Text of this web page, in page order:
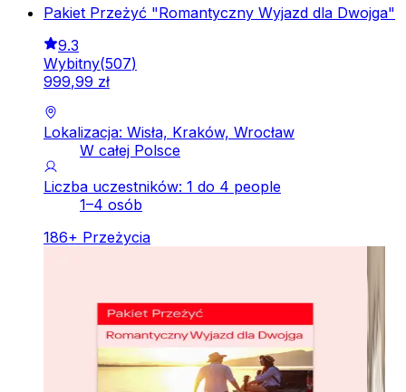
Pakiet Przeżyć "Romantyczny Wyjazd dla Dwojga"
9.3
Wybitny(507)
999,99 zł
Lokalizacja: Wisła, Kraków, Wrocław
W całej Polsce
Liczba uczestników: 1 do 4 people
1–4 osób
186+ Przeżycia